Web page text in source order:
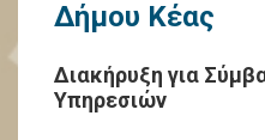
Δήμου Κέας
Διακήρυξη για
Υπηρεσιών